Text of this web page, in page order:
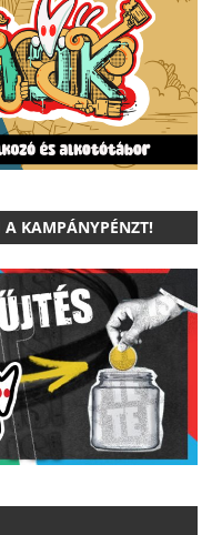
A KAMPÁNYPÉNZT!